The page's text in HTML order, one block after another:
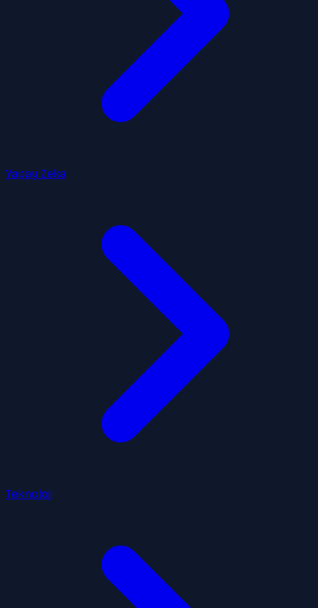
Yapay Zeka
Teknoloji